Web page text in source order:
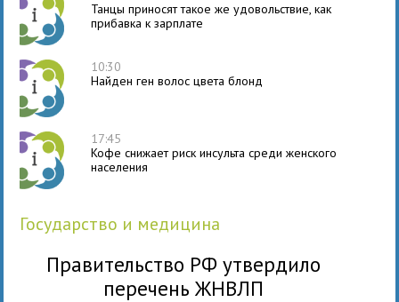
Танцы приносят такое же удовольствие, как
прибавка к зарплате
10:30
Найден ген волос цвета блонд
17:45
Кофе снижает риск инсульта среди женского
населения
государство и медицина
Правительство РФ утвердило
перечень ЖНВЛП